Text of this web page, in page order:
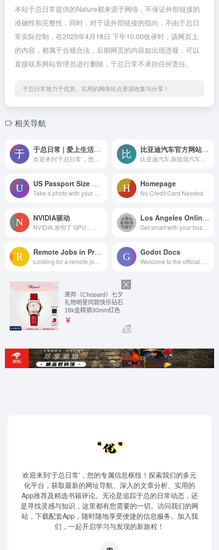
本站于总日常提供的Nature都来源于网络，不保证外部链接的
准确性和完整性，同时，对于该外部链接的指向，不由于总日
常实际控制，在2025年4月18日 下午10:00收录时，该网页上
的内容，都属于合规合法，后期网页的内容如出现违规，可以
直接联系网站管理员进行删除，于总日常不承担任何责任。
于总日常致力于优质、实用的网络站点资源收集与分享！
相关导航
于总日常 | 爱上生活每一天于总日常-爱上生活每一天 比亚迪汽车官方网站首页 – 新能源汽车世界冠军
US Passport Size Photo Maker – Online Editor & App – PhotoAiDPhotoAid – Passport Photo MakerPhotoAid – Passport Photo Maker Homepage
No Credit Card Needed
NVIDIA驱动 Los Angeles Online Marketing, SEM, Growth, and Website Design Agency – SEO Services Near Me – ST8
Remote Jobs in Programming Godot Docs
欢迎来到'于总日常'，您的专属信息枢纽！探索我们的多元
化平台，获取最新的网址导航、深入的文章分析、实用的
App推荐及精选书籍评论。无论是追踪于总的日常动态，还
是寻找灵感与知识，这里都有您需要的一切。访问我们的网
站，下载配套App，随时随地享受便捷的信息服务。加入我
们，一起开启学习与发现的新旅程！